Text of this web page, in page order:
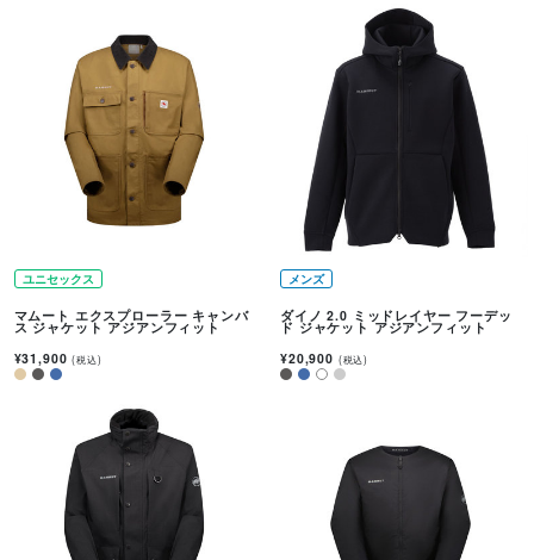
ユニセックス
マムート エクスプローラー キャンバ
ス ジャケット アジアンフィット
¥31,900(税込)
メンズ
ダイノ 2.0 ミッドレイヤー フーデッ
ド ジャケット アジアンフィット
¥20,900 (税込)